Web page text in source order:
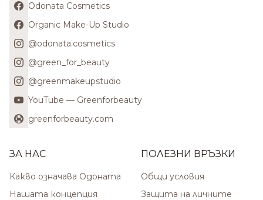
Odonata Cosmetics
Organic Make-Up Studio
@odonata.cosmetics
@green_for_beauty
@greenmakeupstudio
YouTube — Greenforbeauty
greenforbeauty.com
ЗА НАС
Какво означава Одоната
Нашата концепция
ПОЛЕЗНИ ВРЪЗКИ
Общи условия
Защита на личните